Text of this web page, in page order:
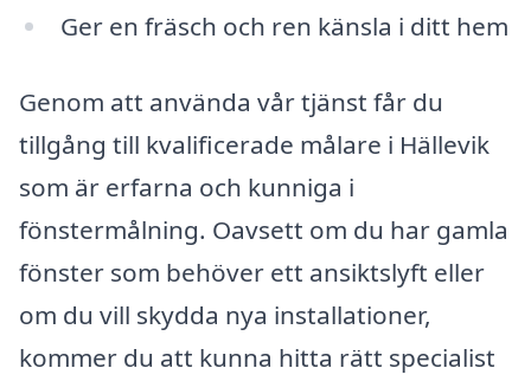
Ger en fräsch och ren känsla i ditt hem
Genom att använda vår tjänst får du
tillgång till kvalificerade målare i Hällevik
som är erfarna och kunniga i
fönstermålning. Oavsett om du har gamla
fönster som behöver ett ansiktslyft eller
om du vill skydda nya installationer,
kommer du att kunna hitta rätt specialist